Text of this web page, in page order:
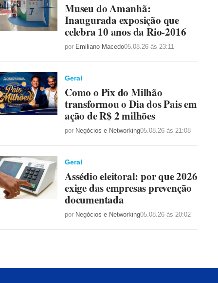
Museu do Amanhã:
Inaugurada exposição que
celebra 10 anos da Rio-2016
por Emiliano Macedo05.08.26 às 23:11
Geral
Como o Pix do Milhão
transformou o Dia dos Pais em
ação de R$ 2 milhões
por Negócios e Networking05.08.26 às 21:08
Geral
Assédio eleitoral: por que 2026
exige das empresas prevenção
documentada
por Negócios e Networking05.08.26 às 20:02